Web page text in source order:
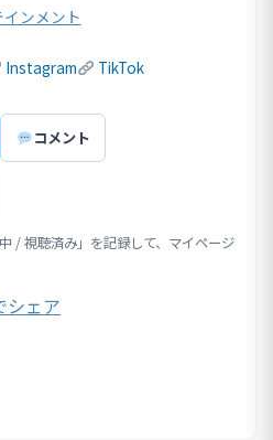
ンメント
Instagram TikTok
コメント
/ 視聴済み」を記録して、マイページ
シェア